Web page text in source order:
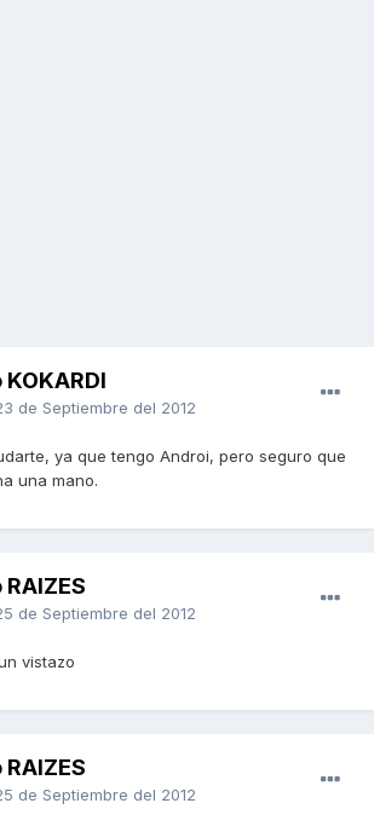
de Septiembre del 2012
ya que tengo Androi, pero seguro que
una mano.
de Septiembre del 2012
vistazo
de Septiembre del 2012